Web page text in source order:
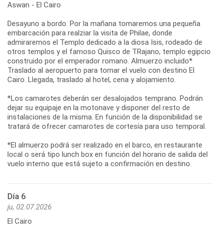
Aswan - El Cairo
Desayuno a bordo. Por la mañana tomaremos una pequeña
embarcación para realziar la visita de Philae, donde
admiraremos el Templo dedicado a la diosa Isis, rodeado de
otros templos y el famoso Quisco de TRajano, templo egipcio
construido por el emperador romano. Almuerzo incluido*
Traslado al aeropuerto para tomar el vuelo con destino El
Cairo. Llegada, traslado al hotel, cena y alojamiento.
*Los camarotes deberán ser desalojados temprano. Podrán
dejar su equipaje en la motonave y disponer del resto de
instalaciones de la misma. En función de la disponibilidad se
tratará de ofrecer camarotes de cortesía para uso temporal.
*El almuerzo podrá ser realizado en el barco, en restaurante
local o será tipo lunch box en función del horario de salida del
vuelo interno que está sujeto a confirmación en destino.
Día 6
ju, 02.07.2026
El Cairo